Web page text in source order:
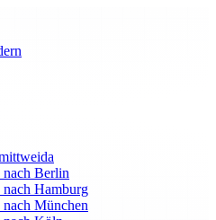
Berlin
Hamburg
München